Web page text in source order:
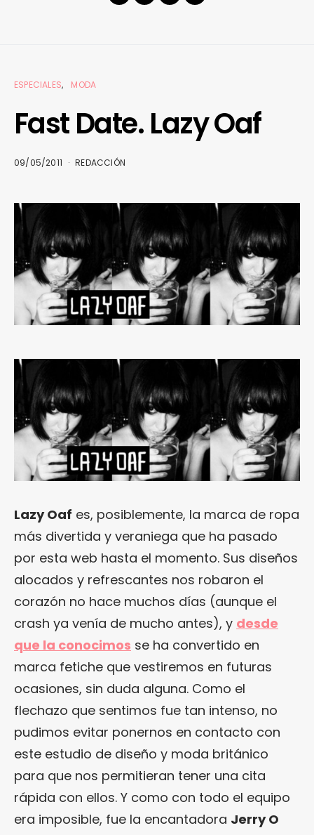
ESPECIALES MODA
Fast Date. Lazy Oaf
09/05/2011 REDACCIÓN
Lazy Oaf es, posiblemente, la marca de ropa
más divertida y veraniega que ha pasado
por esta web hasta el momento. Sus diseños
alocados y refrescantes nos robaron el
corazón no hace muchos días (aunque el
crash ya venía de mucho antes), y desde
que la conocimos se ha convertido en
marca fetiche que vestiremos en futuras
ocasiones, sin duda alguna. Como el
flechazo que sentimos fue tan intenso, no
pudimos evitar ponernos en contacto con
este estudio de diseño y moda británico
para que nos permitieran tener una cita
rápida con ellos. Y como con todo el equipo
era imposible, fue la encantadora Jerry O